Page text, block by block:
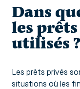
Dans
les
utilisés ?
Les prêts privés
situations où les